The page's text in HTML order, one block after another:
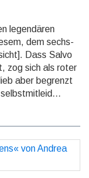
legendären
dem sechs­
Dass Salvo
zog sich als roter
aber begrenzt